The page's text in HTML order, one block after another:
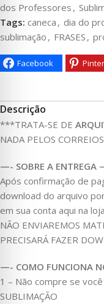
dos Professores ,
Tags: caneca , dia do
sublimação , FRASES ,
Facebook
Descrição
***TRATA-SE DE
NADA PELOS
—- SOBRE A ENTREGA
Após confirmação de
download do arquivo
em sua conta aqui na
NÃO ENVIAREMOS
PRECISARÁ FAZER
—- COMO FUNCIONA
1 – Não compre se
SUBLIMAÇÃO